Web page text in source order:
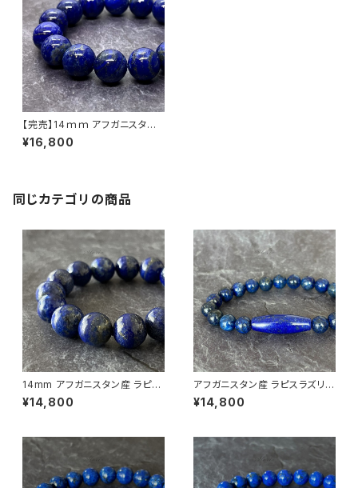
【完売】14ｍｍ アフガニスタン
産ラピスラズリ（瑠璃）ブレスレッ
ト
¥16,800
同じカテゴリの商品
14mm アフガニスタン産 ラピス
ラズリ ブレスレット
¥14,800
アフガニスタン産 ラピスラズリ
天珠ブレスレット
¥14,800